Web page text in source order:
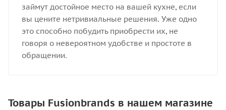
займут достойное место на вашей кухне, если
вы цените нетривиальные решения. Уже одно
это способно побудить приобрести их, не
говоря о невероятном удобстве и простоте в
обращении.
Товары Fusionbrands в нашем магазине